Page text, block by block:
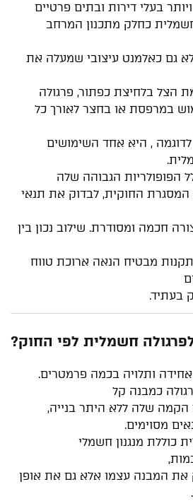
בעלי דירות ובתים פרטיים
כחלק מתכנון המרחב
גם כאלמנט עיצובי שמעלה את
הצל בלחיצת כפתור, פרגולה
במרפסת או בחצר לאורך כל
לדוגמה , היא אחד השימושים
הפופולריות הגבוהה שלה
החוקית, לבדוק את תנאי
חכמה ומסודרת. שילוב נכון בין
מבטיח הנאה ארוכת טווח
בעתיד.
חשמלית לפי החוק?
ותלויה בכמה פרמטרים.
כמבנה קל
שלה ללא היתר בנייה,
מסוימים.
כוללת מנגנון חשמלי
את המבנה עצמו אלא גם את אופן